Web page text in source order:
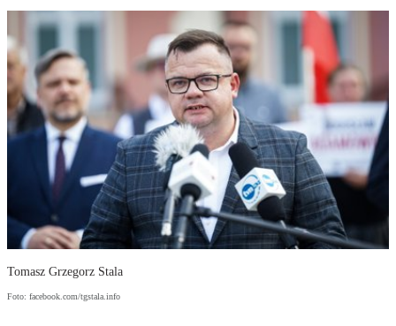
Tomasz Grzegorz Stala
Foto: facebook.com/tgstala.info